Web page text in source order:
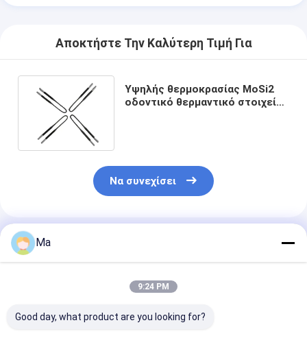
Αποκτήστε Την Καλύτερη Τιμή Για
Υψηλής θερμοκρασίας MoSi2
οδοντικό θερμαντικό στοιχείο
Να συνεχίσει
Συνιστώμενα Προϊόντα
Ma
9:24 PM
Good day, what product are you looking for?